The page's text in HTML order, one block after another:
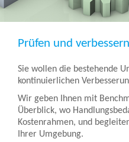
Prüfen und
Sie wollen die bestehende
kontinuierlichen
Wir geben Ihnen mit
Überblick, wo
Kostenrahmen, und
Ihrer Umgebung.